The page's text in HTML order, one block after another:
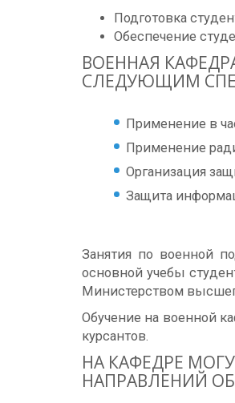
Подготовка
Обеспечение
ВОЕННАЯ
СЛЕДУЮЩИМ
Применение в
Применение
Организация
Защита
Занятия по военной
основной учебы
Министерством
Обучение на военной
курсантов.
НА КАФЕДРЕ
НАПРАВЛЕНИЙ